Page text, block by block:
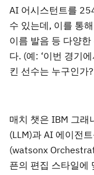
AI 어시스턴트를
수 있는데, 이를 통
이름 발음 등 다양
다. (예: ‘이번 경기
킨 선수는 누구인가
매치 챗은 IBM 그래
(LLM)과 AI 에이전
(watsonx
픈의 편집 스타일에